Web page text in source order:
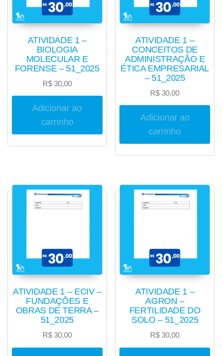
ATIVIDADE 1 –
BIOLOGIA
MOLECULAR E
FORENSE – 51_2025
R$30,00
Adicionar ao
carrinho
ATIVIDADE 1 –
CONCEITOS DE
ADMINISTRAÇÃO E
ÉTICA EMPRESARIAL
– 51_2025
R$ 30,00
Adicionar ao
carrinho
ATIVIDADE 1 – ECIV –
FUNDAÇÕES E
OBRAS DE TERRA –
51_2025
R$30,00
ATIVIDADE 1 –
AGRON –
FERTILIDADE DO
SOLO – 51_2025
R$ 30,00